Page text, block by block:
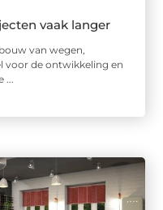
vaak langer
van wegen,
voor de ontwikkeling en